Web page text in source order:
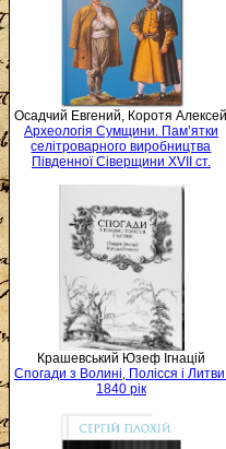
Осадчий Евгений, Коротя Алексей
Археологія Сумщини. Пам’ятки
селітроварного виробництва
Південної Сіверщини XVII ст.
Крашевський Юзеф Ігнацій
Спогади з Волині, Полісся і
1840 рік